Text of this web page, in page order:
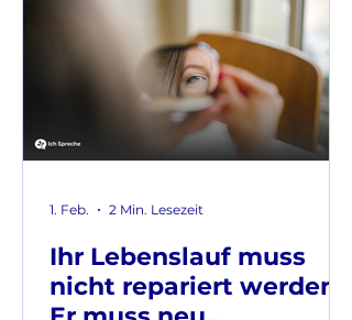
Ihr Lebenslauf muss
nicht repariert werden.
1. Feb. 2 Min. Lesezeit